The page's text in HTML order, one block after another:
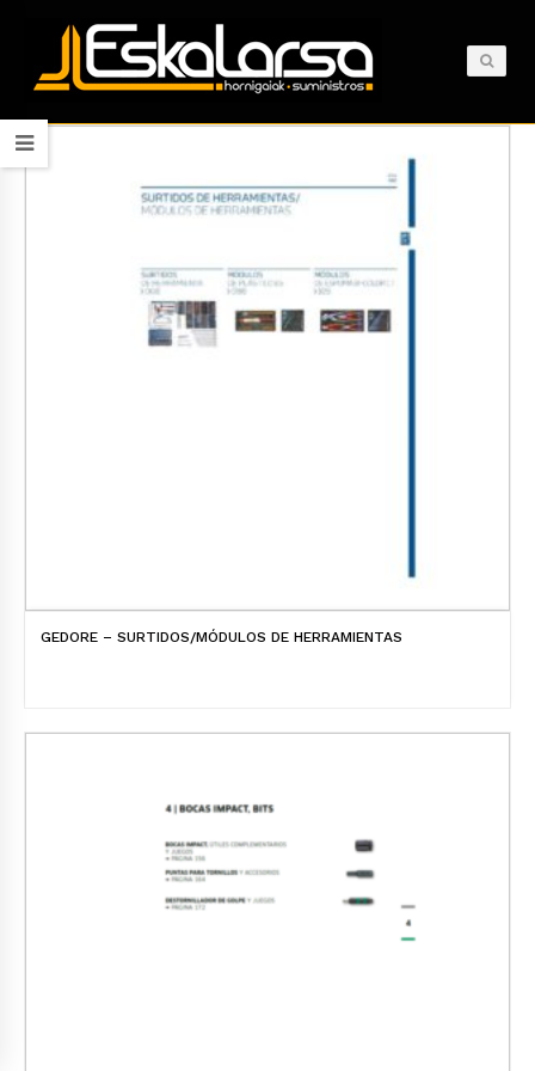
GEDORE – SURTIDOS/MÓDULOS DE HERRAMIENTAS